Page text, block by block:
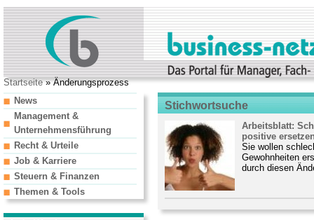
Startseite» Änderungsprozess
Stichwortsuche
Arbeitsblatt:
positive
Sie wollen
Gewohnheiten
durch diesen
News
Management &
Unternehmensführung
Recht & Urteile
Job & Karriere
Steuern & Finanzen
Themen & Tools